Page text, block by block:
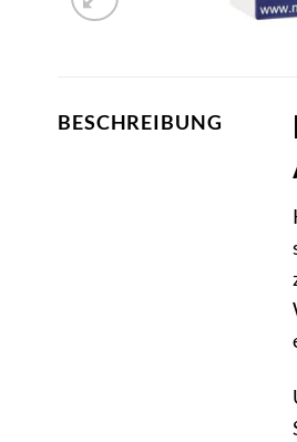
BESCHREIBUNG